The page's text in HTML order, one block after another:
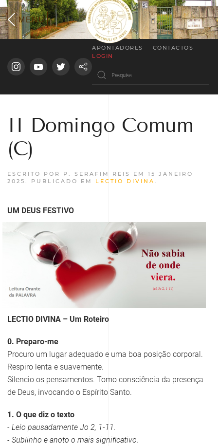
APONTADORES
CONTACTOS
LOGIN
II Domingo Comum
(C)
ESCRITO POR P. SERAFIM REIS EM 15 JANEIRO
2025 . PUBLICADO EM LECTIO DIVINA .
UM DEUS FESTIVO
LECTIO DIVINA – Um Roteiro
0. Preparo-me
Procuro um lugar adequado e uma boa posição corporal.
Respiro lenta e suavemente.
Silencio os pensamentos. Tomo consciência da presença
de Deus, invocando o Espírito Santo.
1. O que diz o texto
- Leio pausadamente Jo 2, 1-11.
- Sublinho e anoto o mais significativo.